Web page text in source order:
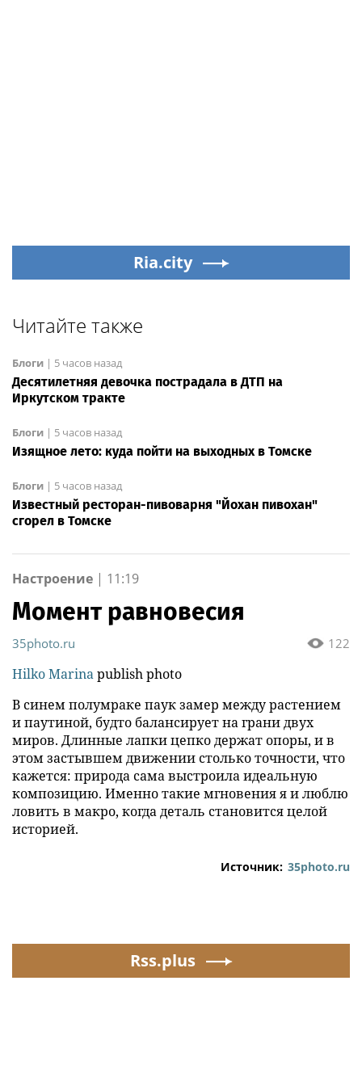
Ria.city
Читайте также
Блоги | 5 часов назад
Десятилетняя девочка пострадала в ДТП на
Иркутском тракте
Блоги | 5 часов назад
Изящное лето: куда пойти на выходных в Томске
Блоги | 5 часов назад
Известный ресторан-пивоварня "Йохан пивохан"
сгорел в Томске
Настроение | 11:19
Момент равновесия
122
35photo.ru
Hilko Marinapublish photo
В синем полумраке паук замер между растением
и паутиной, будто балансирует на грани двух
миров. Длинные лапки цепко держат опоры, и в
этом застывшем движении столько точности, что
кажется: природа сама выстроила идеальную
композицию. Именно такие мгновения я и люблю
ловить в макро, когда деталь становится целой
историей.
Источник: 35photo.ru
Rss.plus